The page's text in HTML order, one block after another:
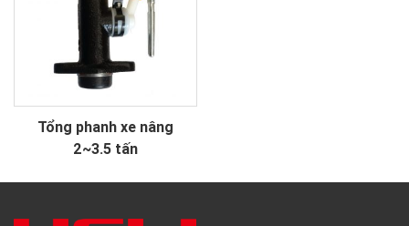
Tổng phanh xe nâng
2~3.5 tấn